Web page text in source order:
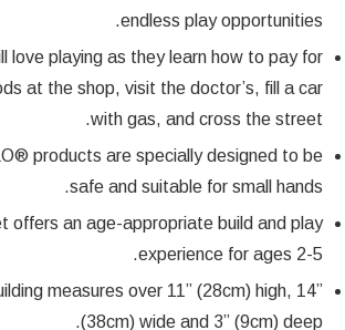
endless play opportunities.
love playing as they learn how to pay for
at the shop, visit the doctor’s, fill a car
with gas, and cross the street.
products are specially designed to be
safe and suitable for small hands.
offers an age-appropriate build and play
experience for ages 2-5.
measures over 11” (28cm) high, 14”
(38cm) wide and 3” (9cm) deep.